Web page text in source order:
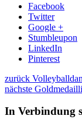
Facebook
Twitter
Google +
Stumbleupon
LinkedIn
Pinterest
zurück
nächste
In Verbindung